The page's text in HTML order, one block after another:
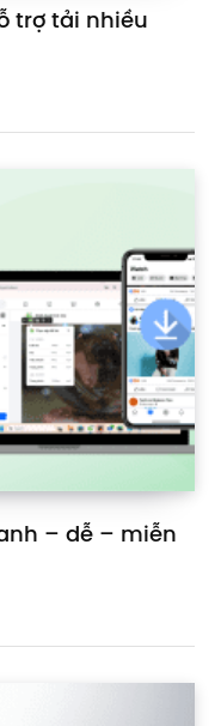
trợ tải nhiều
– dễ – miễn